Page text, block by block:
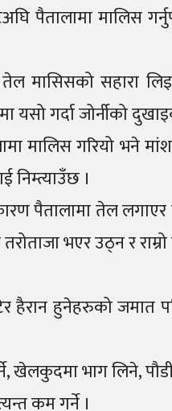
पैतालामा मालिस
मासिसको सहारा
गर्दा जोर्नीको
मालिस गरियो भने
निम्त्याउँछ ।
पैतालामा तेल लगाएर
भएर उठ्न र
हैरान हुनेहरुको जमात
खेलकुदमा भाग लिने,
कम गर्ने ।